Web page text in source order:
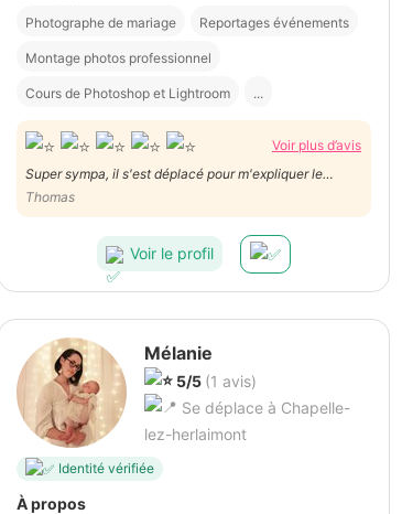
Photographe de mariage Reportages événements
Montage photos professionnel
Cours de Photoshop et Lightroom ...
Voir plus d’avis
Super sympa, il s'est déplacé pour m'expliquer le
fonctionnement de mon appareil. A l'écoute et
disponible. Très bon service, à recommander vivement.
Thomas
Voir le profil
Mélanie
5/5 (1 avis)
Se déplace à Chapelle-
lez-herlaimont
Identité vérifiée
À propos